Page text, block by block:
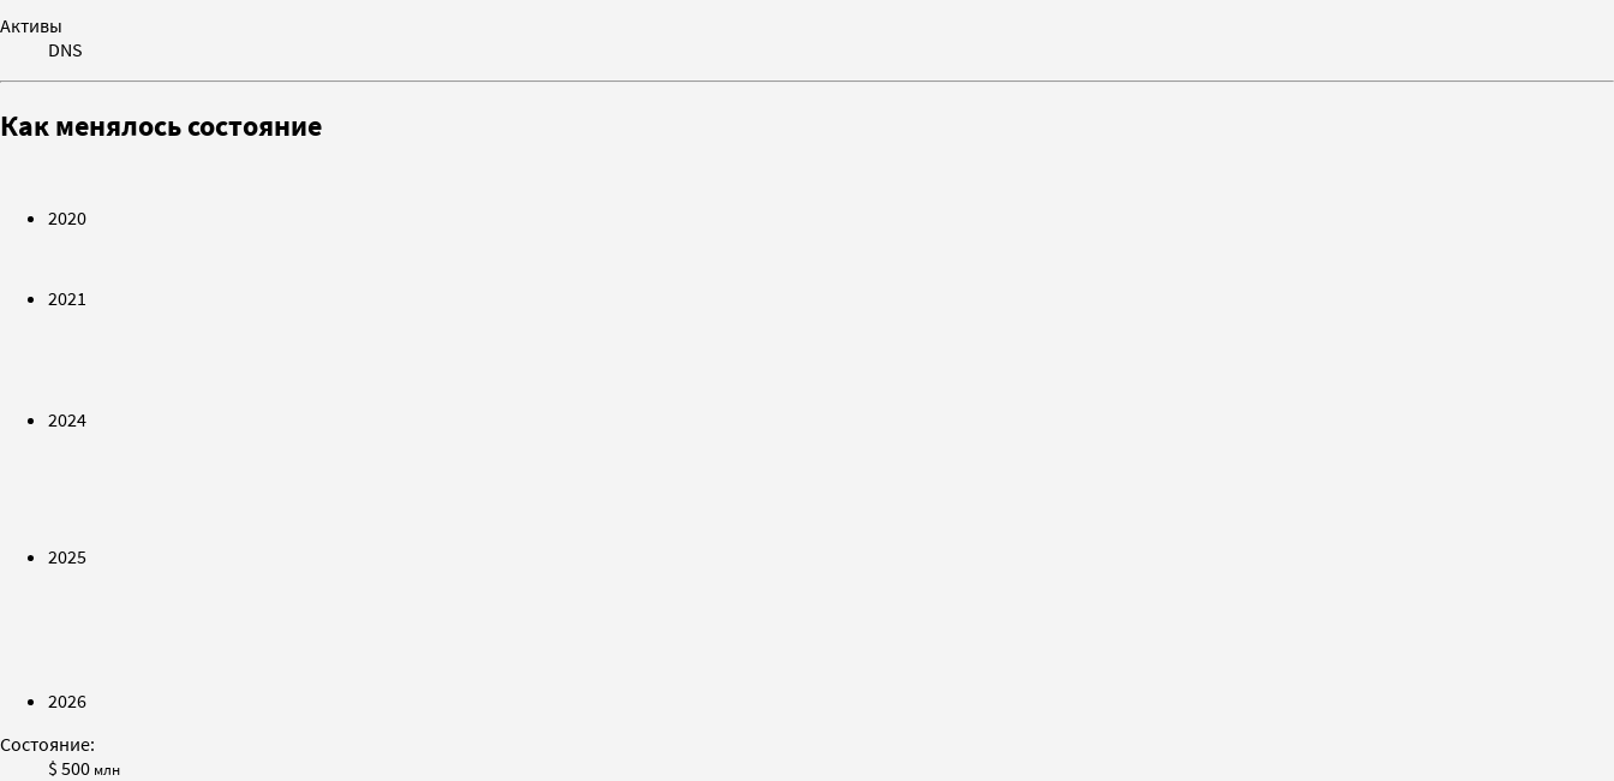
Активы
DNS
Как менялось состояние
2020
2021
2024
2025
2026
Состояние:
$ 500 млн